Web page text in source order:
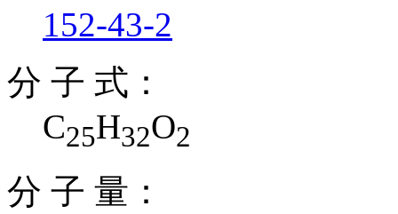
152-43-2
分 子 式：
C25H32O2
分 子 量：